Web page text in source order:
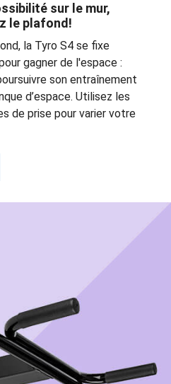
sur le mur,
le plafond!
la Tyro S4 se fixe
gagner de l'espace :
son entraînement
d’espace. Utilisez les
de prise pour varier votre